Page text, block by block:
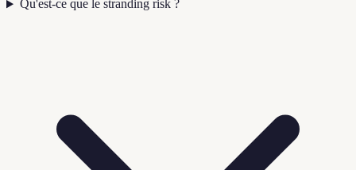
Qu'est-ce que le stranding risk ?